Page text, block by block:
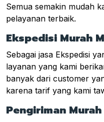
Semua semakin mudah
pelayanan terbaik.
Ekspedisi Murah
Sebagai jasa Ekspedisi
layanan yang kami
banyak dari customer
karena tarif yang kami
Pengiriman